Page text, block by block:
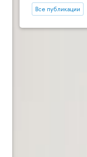
Все публикации